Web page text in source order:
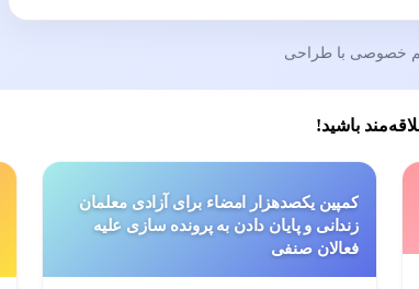
خصوصی با طراحی
باشید!
کمپین یکصدهزار امضاء برای آزادی معلمان
زندانی و پایان دادن به پرونده سازی علیه
فعالان صنفی